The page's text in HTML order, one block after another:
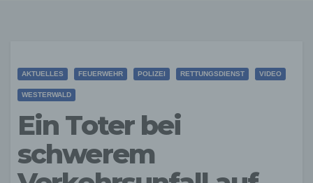
AKTUELLES FEUERWEHR POLIZEI RETTUNGSDIENST VIDEO
WESTERWALD
Ein Toter bei
schwerem